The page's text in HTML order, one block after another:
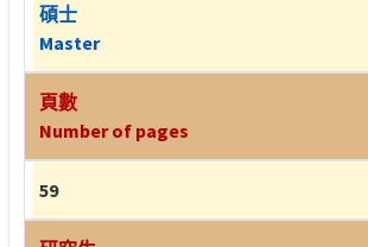
碩士
Master
頁數
Number of pages
59